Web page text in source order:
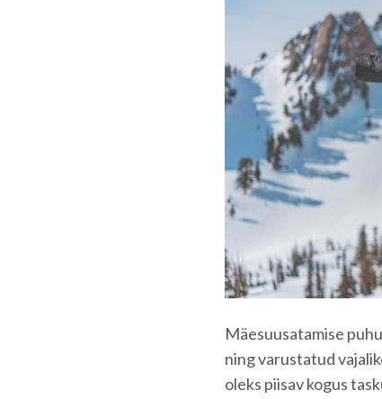
Mäesuusatamise
ning varustatud
oleks piisav kogus